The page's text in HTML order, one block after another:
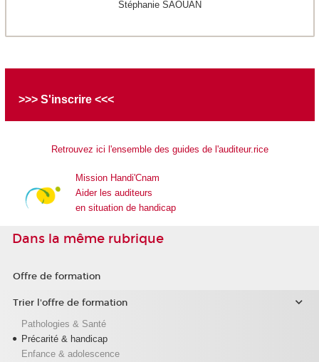
Stéphanie SAOUAN
>>> S'inscrire <<<
Retrouvez ici l'ensemble des guides de l'auditeur.rice
Mission Handi'Cnam
Aider les auditeurs
en situation de handicap
Dans la même rubrique
Offre de formation
Trier l'offre de formation
Pathologies & Santé
Précarité & handicap
Enfance & adolescence